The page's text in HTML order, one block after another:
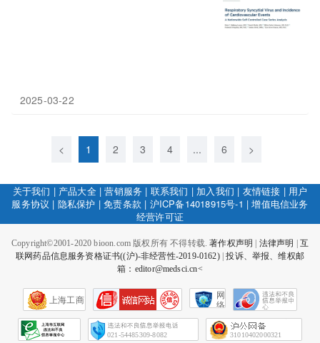
2025-03-22
< 1 2 3 4 ... 6 >
关于我们 | 产品大全|营销服务 | 联系我们 | 加入我们 | 友情链接 | 用户
服务协议 | 隐私保护 |免责条款 | 沪ICP备14018915号-1 |增值电信业务
经营许可证
Copyright©2001-2020 bioon.com 版权所有 不得转载.著作权声明 法律声明
互
联网药品信息服务资格证书((沪)-非经营性-2019-0162)|投诉、举报、维权邮
箱：editor@medsci.cn<
上海工商
网
络
会
征
021-54485309-8082 31010402000321